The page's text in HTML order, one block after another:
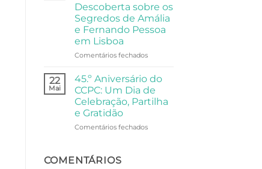
Anjos
Oceanário
de
Lisboa
Descoberta sobre os
Segredos de Amália
e Fernando Pessoa
em Lisboa
Comentários fechadosem
Fado
à
Poesia:
Um
de
22
Mai
45.º Aniversário do
CCPC: Um Dia de
Celebração, Partilha
e Gratidão
Comentários fechadosem
COMENTÁRIOS